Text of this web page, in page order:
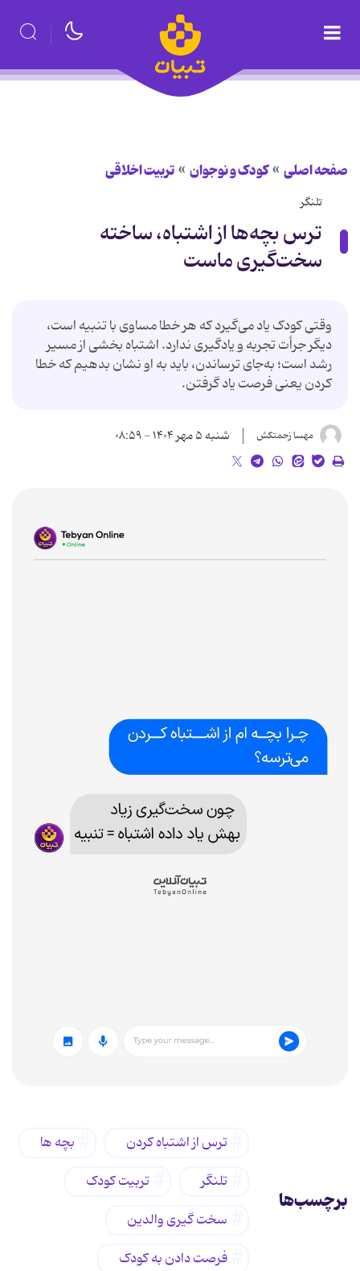
صفحه اصلی کودک و نوجوان تربیت اخلاقی
تلنگر
ترس بچه‌ها از اشتباه، ساخته‌
سخت‌گیری ماست
وقتی کودک یاد می‌گیرد که هر خطا مساوی با تنبیه است،
دیگر جرأت تجربه و یادگیری ندارد. اشتباه بخشی از مسیر
رشد است؛ به‌جای ترساندن، باید به او نشان بدهیم که خطا
کردن یعنی فرصت یاد گرفتن.
مهسا زحمتکش شنبه ۵ مهر ۱۴۰۴ - ۰۸:۵۹
برچسب‌ها
ترس از اشتباه کردن
بچه ها
تلنگر
تربیت کودک
سخت گیری والدین
فرصت دادن به کودک